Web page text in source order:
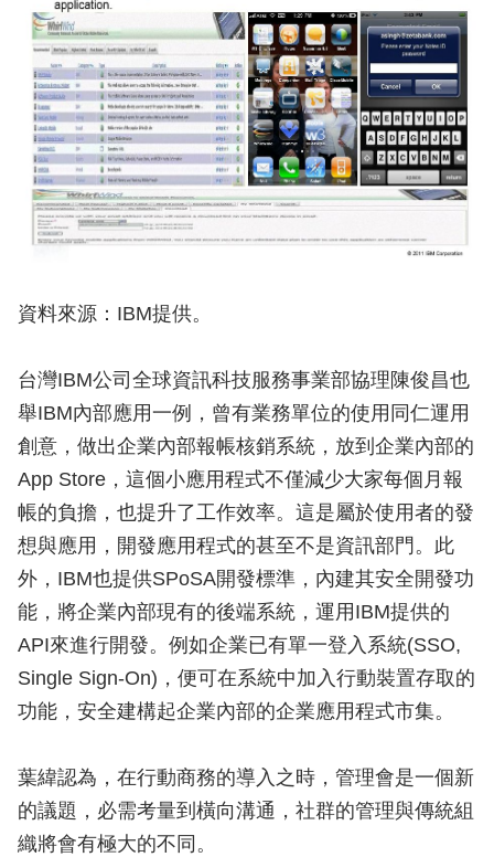
資料來源：IBM提供。
台灣IBM公司全球資訊科技服務事業部協理陳俊昌也
舉IBM內部應用一例，曾有業務單位的使用同仁運用
創意，做出企業內部報帳核銷系統，放到企業內部的
App Store，這個小應用程式不僅減少大家每個月報
帳的負擔，也提升了工作效率。這是屬於使用者的發
想與應用，開發應用程式的甚至不是資訊部門。此
外，IBM也提供SPoSA開發標準，內建其安全開發功
能，將企業內部現有的後端系統，運用IBM提供的
API來進行開發。例如企業已有單一登入系統(SSO,
Single Sign-On)，便可在系統中加入行動裝置存取的
功能，安全建構起企業內部的企業應用程式市集。
葉緯認為，在行動商務的導入之時，管理會是一個新
的議題，必需考量到橫向溝通，社群的管理與傳統組
織將會有極大的不同。